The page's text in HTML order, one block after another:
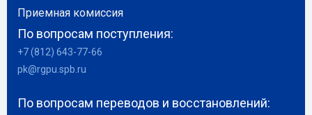
Приемная комиссия
По вопросам поступления:
+7 (812) 643-77-66
pk@rgpu.spb.ru
По вопросам переводов и восстановлений: